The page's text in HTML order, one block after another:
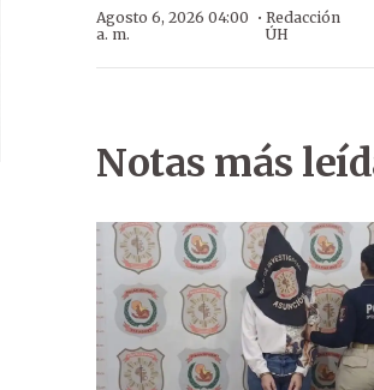
Agosto 6, 2026 04:00
a. m.
· Redacción
ÚH
Notas más